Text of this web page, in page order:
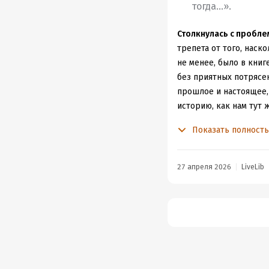
тогда...».
Столкнулась с
трепета от того,
не менее, было в
без приятных
прошлое и
историю, как нам тут
выживать без денег
объявив, что ему
Фрита. Конечно, как
Я не знаю, как
слишком много
Показать
27 апреля 2026 LiveLib